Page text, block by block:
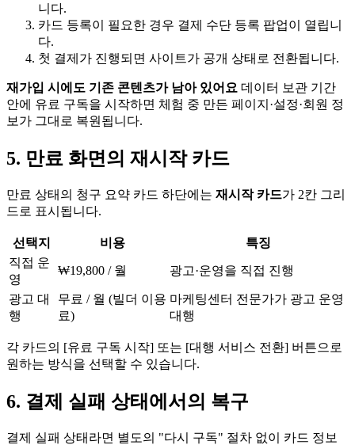
니다.
카드 등록이 필요한 경우 결제 수단 등록 팝업이 열립니
다.
첫 결제가 진행되면 사이트가 공개 상태로 전환됩니다.
재가입 시에도 기존 콘텐츠가 남아 있어요 데이터 보관 기간
안에 유료 구독을 시작하면 체험 중 만든 페이지·설정·회원 정
보가 그대로 복원됩니다.
5. 만료 화면의 재시작 카드
만료 상태의 청구 요약 카드 하단에는 재시작 카드가 2칸 그리
드로 표시됩니다.
선택지 비용
특징
직접 운
영
₩19,800 / 월 광고·운영을 직접 진행
광고 대
행
무료 / 월 (빌더 이용
료)
마케팅센터 전문가가 광고 운영
대행
각 카드의 [유료 구독 시작] 또는 [대행 서비스 전환] 버튼으로
원하는 방식을 선택할 수 있습니다.
6. 결제 실패 상태에서의 복구
결제 실패 상태라면 별도의 "다시 구독" 절차 없이 카드 정보